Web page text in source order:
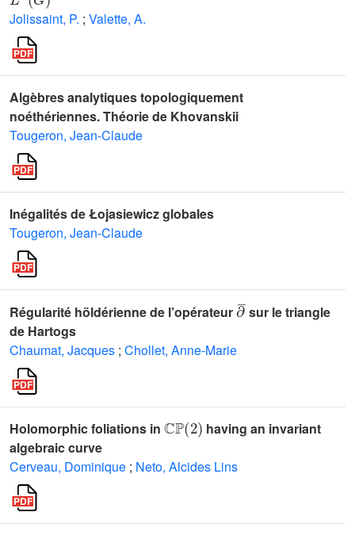
Jolissaint, P. ; Valette, A.
Algèbres analytiques topologiquement
noéthériennes. Théorie de Khovanskii
Tougeron, Jean-Claude
Inégalités de Łojasiewicz globales
Tougeron, Jean-Claude
Régularité höldérienne de l’opérateur
∂¯
sur le triangle
de Hartogs
Chaumat, Jacques ; Chollet, Anne-Marie
Holomorphic foliations in
2 )
having an invariant
algebraic curve
Cerveau, Dominique ; Neto, Alcides Lins